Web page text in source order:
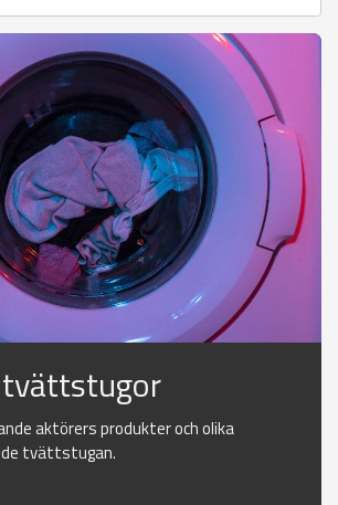
aktörers produkter och olika
tvättstugan.